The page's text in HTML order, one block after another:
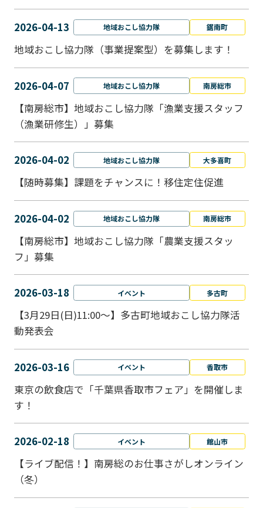
2026-04-13 地域おこし協力隊 鋸南町
地域おこし協力隊（事業提案型）を募集します！
2026-04-07 地域おこし協力隊 南房総市
【南房総市】地域おこし協力隊「漁業支援スタッフ
（漁業研修生）」募集
2026-04-02 地域おこし協力隊 大多喜町
【随時募集】課題をチャンスに！移住定住促進
2026-04-02 地域おこし協力隊 南房総市
【南房総市】地域おこし協力隊「農業支援スタッ
フ」募集
2026-03-18 イベント 多古町
【3月29日(日)11:00～】多古町地域おこし協力隊活
動発表会
2026-03-16 イベント 香取市
東京の飲食店で「千葉県香取市フェア」を開催しま
す！
2026-02-18 イベント 館山市
【ライブ配信！】南房総のお仕事さがしオンライン
（冬）